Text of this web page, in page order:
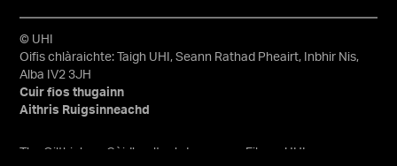
© UHI
Oifis chlàraichte: Taigh UHI, Seann Rathad Pheairt, Inbhir Nis,
Alba IV2 3JH
Cuir fios thugainn
Aithris Ruigsinneachd
Tha Oilthigh na Gàidhealtachd agus nan Eilean, UHI, na